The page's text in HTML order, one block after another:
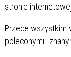
stronie
Przede wszystkim
poleconymi i